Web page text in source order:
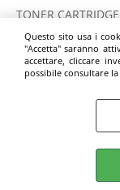
Questo sito usa i
"Accetta" saranno
accettare, cliccare
possibile consultare
TONER
Disponibilità:
Non Disponibile
Prezzo:
Evasione Articolo: